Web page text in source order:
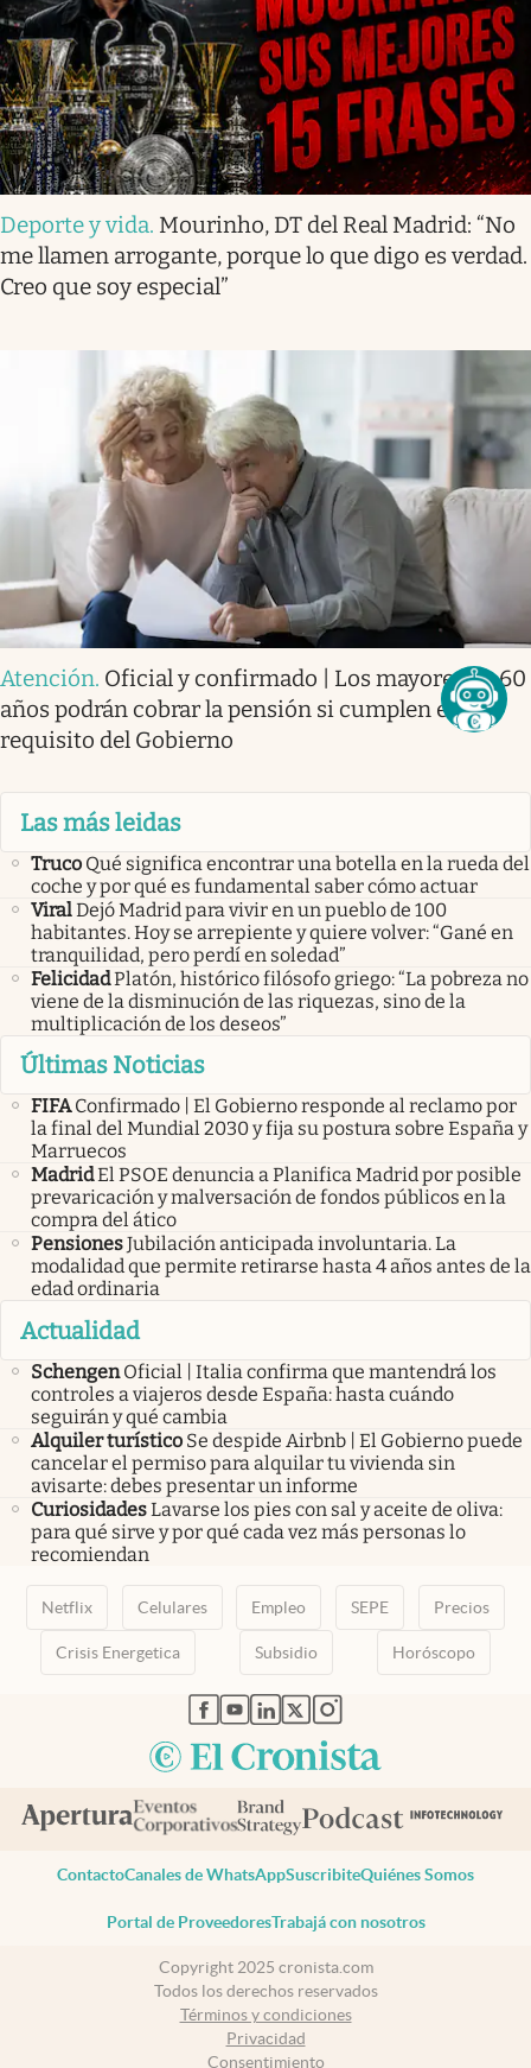
Deporte y vida. Mourinho, DT del Real Madrid: “No
me llamen arrogante, porque lo que digo es verdad.
Creo que soy especial”
Atención. Oficial y confirmado | Los mayores de 60
años podrán cobrar la pensión si cumplen este
requisito del Gobierno
Las más leidas
Truco Qué significa encontrar una botella en la rueda del
coche y por qué es fundamental saber cómo actuar
ViralDejó Madrid para vivir en un pueblo de 100
habitantes. Hoy se arrepiente y quiere volver: “Gané en
tranquilidad, pero perdí en soledad”
FelicidadPlatón, histórico filósofo griego: “La pobreza no
viene de la disminución de las riquezas, sino de la
multiplicación de los deseos”
Últimas Noticias
FIFA Confirmado | El Gobierno responde al reclamo por
la final del Mundial 2030 y fija su postura sobre España y
Marruecos
MadridEl PSOE denuncia a Planifica Madrid por posible
prevaricación y malversación de fondos públicos en la
compra del ático
PensionesJubilación anticipada involuntaria. La
modalidad que permite retirarse hasta 4 años antes de la
edad ordinaria
Actualidad
Schengen Oficial | Italia confirma que mantendrá los
controles a viajeros desde España: hasta cuándo
seguirán y qué cambia
Alquiler turístico Se despide Airbnb | El Gobierno puede
cancelar el permiso para alquilar tu vivienda sin
avisarte: debes presentar un informe
CuriosidadesLavarse los pies con sal y aceite de oliva:
para qué sirve y por qué cada vez más personas lo
recomiendan
Netflix Celulares Empleo SEPE Precios
Crisis Energetica Subsidio Horóscopo
abre en nueva pestaña
abre en nueva pestaña
abre en nueva pestaña
abre en nueva pestaña
abre en nueva pestaña
ContactoCanales de WhatsAppSuscribiteQuiénes Somos
Portal de ProveedoresTrabajá con nosotros
Copyright 2025 cronista.com
Todos los derechos reservados
Términos y condiciones
Privacidad
Consentimiento